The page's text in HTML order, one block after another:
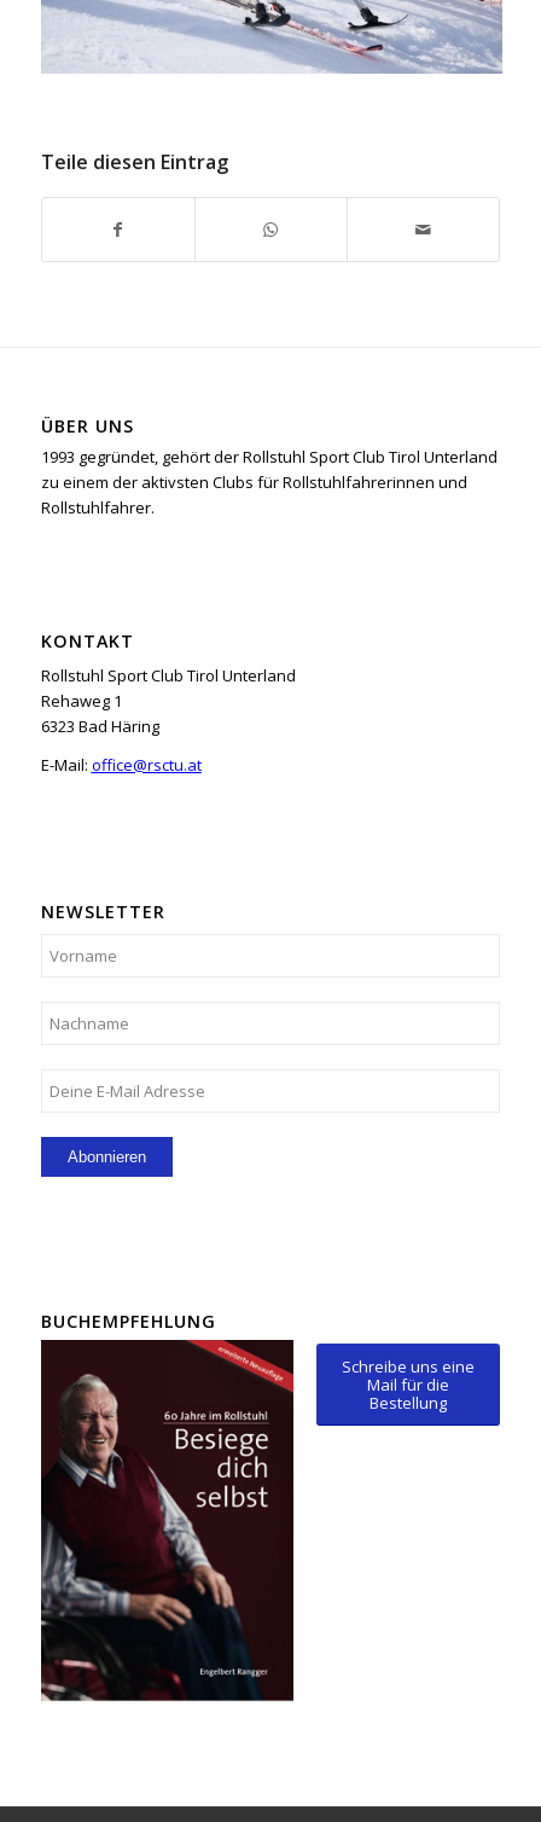
Teile diesen Eintrag
ÜBER UNS
1993 gegründet, gehört der Rollstuhl Sport Club Tirol Unterland
zu einem der aktivsten Clubs für Rollstuhlfahrerinnen und
Rollstuhlfahrer.
KONTAKT
Rollstuhl Sport Club Tirol Unterland
Rehaweg 1
6323 Bad Häring
E-Mail: office@rsctu.at
NEWSLETTER
BUCHEMPFEHLUNG
Schreibe uns eine
Mail für die
Bestellung